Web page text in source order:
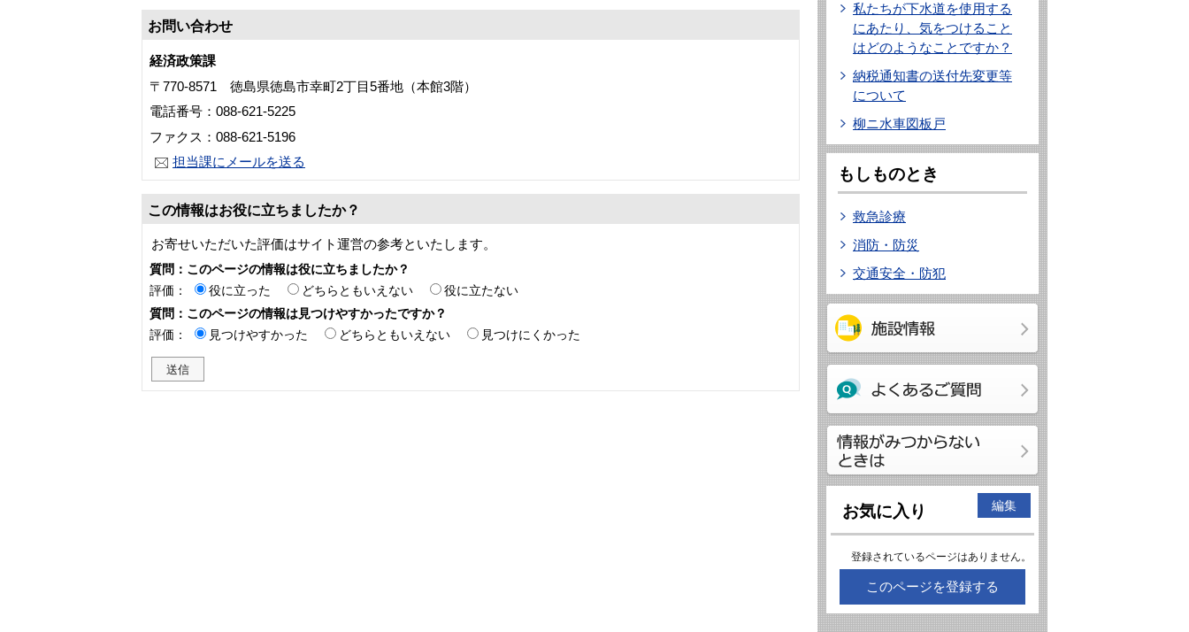
お問い合わせ
経済政策課
〒770-8571 徳島県徳島市幸町2丁目5番地（本館3階）
電話番号：088-621-5225
ファクス：088-621-5196
担当課にメールを送る
この情報はお役に立ちましたか？
お寄せいただいた評価はサイト運営の参考といたします。
質問：このページの情報は役に立ちましたか？
評価：
役に立った どちらともいえない
役に立たない
質問：このページの情報は見つけやすかったですか？
評価：
見つけやすかった どちらともいえない 見つけにくかった
私たちが下水道を使用する
にあたり、気をつけること
はどのようなことですか？
納税通知書の送付先変更等
について
柳ニ水車図板戸
もしものとき
救急診療
消防・防災
交通安全・防犯
お気に入り 編集
登録されているページはありません。
このページを登録する